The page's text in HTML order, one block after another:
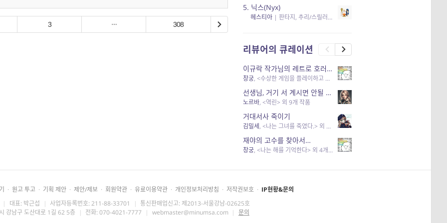
3 308
5. 닉스(Nyx)
헤스티아 | 판타지, 추리/스릴러| 읽음
리뷰어의 큐레이션
이규락 작가님의 레트로 호러 리뷰
창궁, <수상한 게임을 플레이하고 있어> 외 3개 작품
선생님, 거기 서 계시면 안될 것 같은데요-역할 클리셰를 비튼 작품들
노르바, <역린> 외 9개 작품
거대서사 죽이기
김밀세, <나는 그녀를 죽였다.> 외 1개 작품
재야의 고수를 찾아서…
창궁, <나는 해를 기억한다> 외 4개 작품
· 원고 투고 · 기획 제안 · 제안/제보 · 회원약관 · 유료이용약관 · 개인정보처리방침 · 저작권보호 · IP현황&문의
| 대표: 박근섭 | 사업자등록번호: 211-88-33701 | 통신판매업신고: 제2013-서울강남-02625호
강남구 도산대로 1길 62 5층 | 전화: 070-4021-7777 | webmaster@minumsa.com | 문의